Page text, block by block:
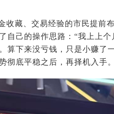
收藏、交易经验的市民提前
自己的操作思路：“我上上
算下来没亏钱，只是小赚了
彻底平稳之后，再择机入手